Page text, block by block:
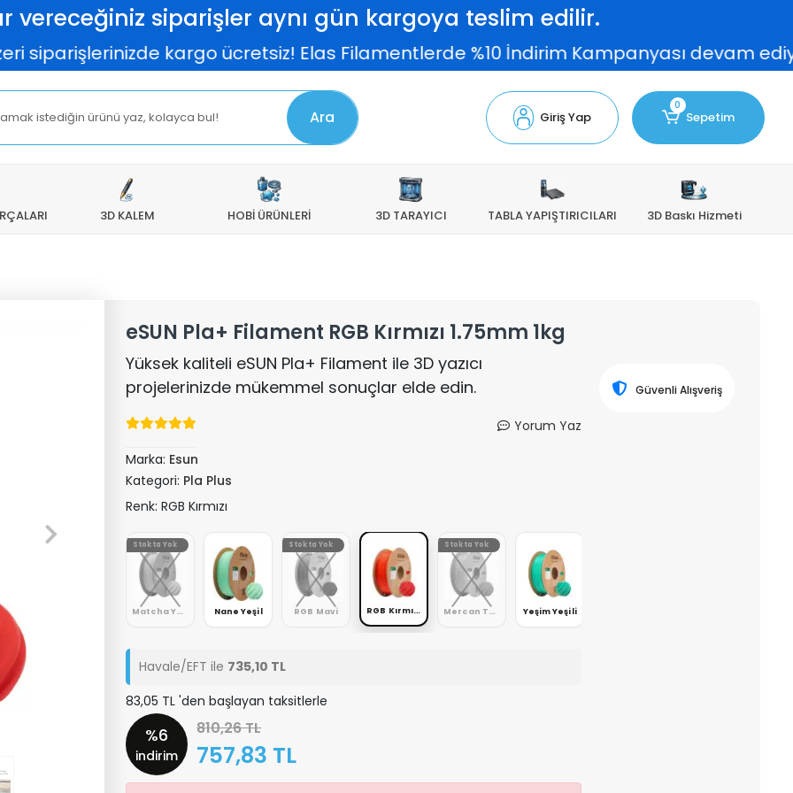
vereceğiniz siparişler aynı gün kargoya teslim edilir.
kargo ücretsiz! Elas Filamentlerde %10 İndirim Kampanyası devam ediyor!
Ara Giriş Yap
0
Sepetim
3D KALEM HOBİ ÜRÜNLERİ 3D TARAYICI TABLA YAPIŞTIRICILARI 3D Baskı Hizmeti
eSUN Pla+ Filament RGB Kırmızı 1.75mm 1kg
Yüksek kaliteli eSUN Pla+ Filament ile 3D yazıcı
projelerinizde mükemmel sonuçlar elde edin.
Yorum Yaz
Marka: Esun
Kategori: Pla Plus
Renk: RGB Kırmızı
Matcha Yeşil
Stokta Yok
Nane Yeşil RGB Mavi
Stokta Yok
RGB Kırmızı Mercan Turuncu
Stokta Yok
Yeşim Yeşili
Havale/EFT ile 735,10 TL
83,05 TL 'den başlayan taksitlerle
%6
indirim
810,26 TL
757,83 TL
Güvenli Alışveriş